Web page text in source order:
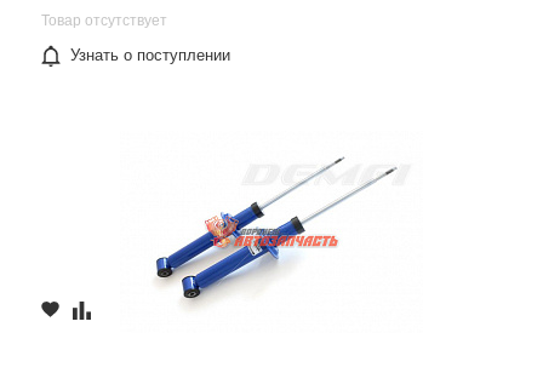
Товар отсутствует
Узнать о поступлении